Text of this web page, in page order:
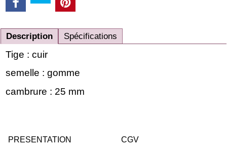
Description Spécifications
Tige : cuir
semelle : gomme
cambrure : 25 mm
PRESENTATION
CGV